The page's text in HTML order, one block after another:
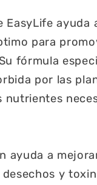
ayuda
para
fórmula
por las
ayuda a
y